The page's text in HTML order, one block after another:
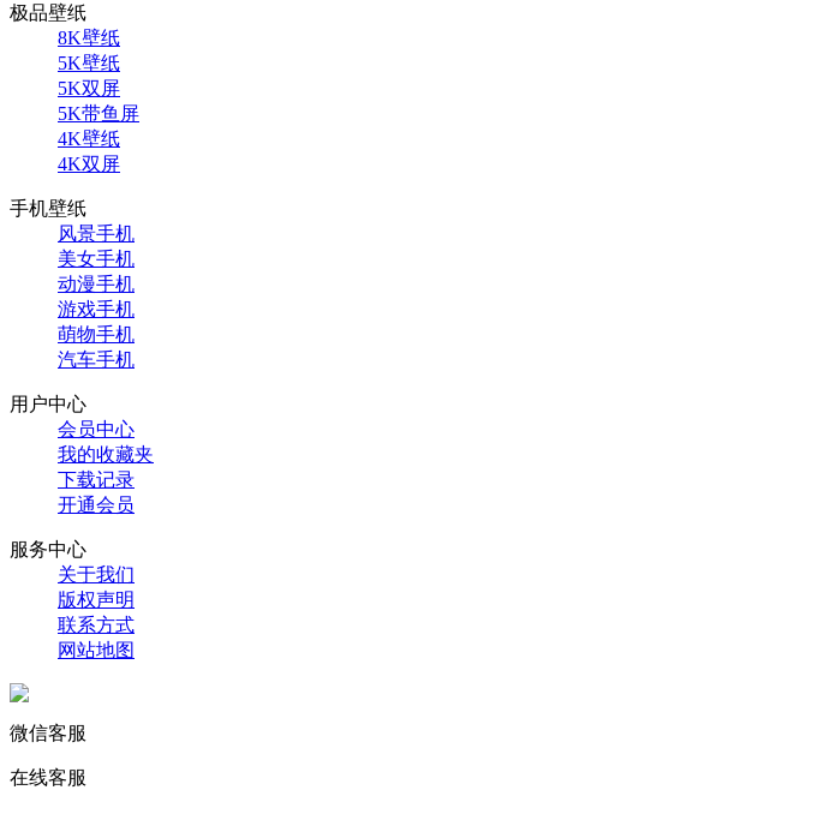
极品壁纸
8K壁纸
5K壁纸
5K双屏
5K带鱼屏
4K壁纸
4K双屏
手机壁纸
风景手机
美女手机
动漫手机
游戏手机
萌物手机
汽车手机
用户中心
会员中心
我的收藏夹
下载记录
开通会员
服务中心
关于我们
版权声明
联系方式
网站地图
微信客服
在线客服